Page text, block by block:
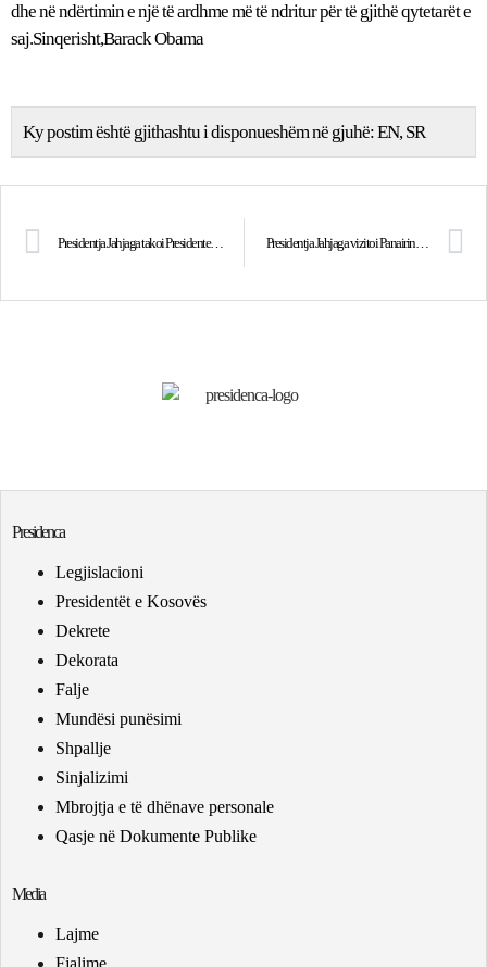
dhe në ndërtimin e një të ardhme më të ndritur për të gjithë qytetarët e
saj.Sinqerisht,Barack Obama
Ky postim është gjithashtu i disponueshëm në gjuhë:EN SR
Presidentja Jahjaga takoi Presidenten e sapozgjedhur të Kroacisë, zonjën Kolinda Grabar-Kitarovic Presidentja Jahjaga vizitoi Panairin e prodhuesve vendor “Republika ime”
Presidenca
Legjislacioni
Presidentët e Kosovës
Dekrete
Dekorata
Falje
Mundësi punësimi
Shpallje
Sinjalizimi
Mbrojtja e të dhënave personale
Qasje në Dokumente Publike
Media
Lajme
Fjalime